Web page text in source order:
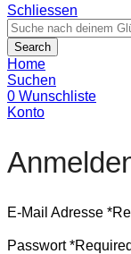
Schliessen
Search
Home
Suchen
0 Wunschliste
Konto
E-Mail Adresse *
Passwort*Required